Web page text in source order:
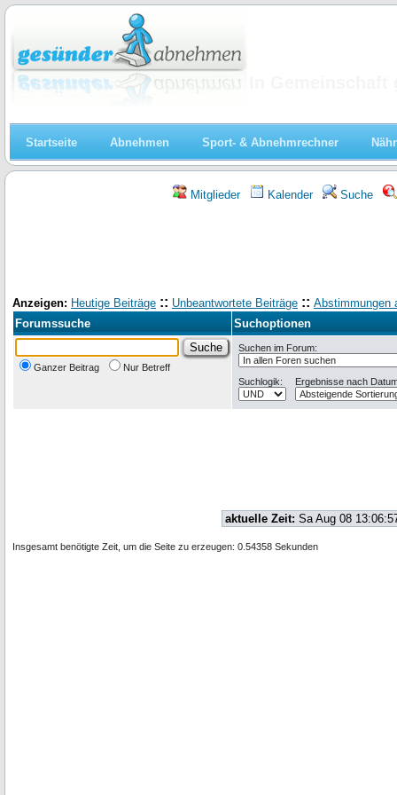
Startseite Abnehmen Sport- & Abnehmrechner
Mitglieder Kalender Suche
Anzeigen: Heutige Beiträge :: Unbeantwortete Beiträge :: Abstimmungen
Forumssuche
Suchoptionen
Ganzer Beitrag Nur Betreff
Suchen im Forum:
Suchlogik: Ergebnisse nach
aktuelle Zeit: Sa Aug 08
Insgesamt benötigte Zeit, um die Seite zu erzeugen: 0.54358 Sekunden